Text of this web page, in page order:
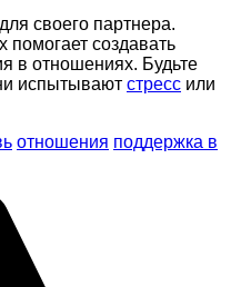
своего партнера.
создавать
в отношениях. Будьте
испытывают стресс или
отношения поддержка в